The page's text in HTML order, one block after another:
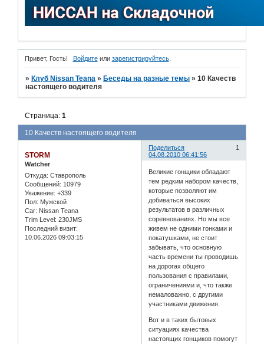
Привет, Гость! Войдитеили зарегистрируйтесь.
» Клуб Nissan Teana » Беседы на разные темы »10 Качеств
настоящего водителя
10 Качеств настоящего водителя
Страница:1
Поделиться
1
04.08.2010 06:41:56
STORM
Watcher
Откуда: Ставрополь
Сообщений: 10979
Уважение: +339
Пол: Мужской
Car: Nissan Teana
Trim Level: 230JMS
Последний визит:
10.06.2026 09:03:15
Великие гонщики обладают
тем редким набором качеств,
которые позволяют им
добиваться высоких
результатов в различных
соревнованиях. Но мы все
живем не одними гонками и
покатушками, не стоит
забывать, что основную
часть времени ты проводишь
на дорогах общего
пользования с правилами,
ограничениями и, что также
немаловажно, с другими
участниками движения.
Вот и в таких бытовых
ситуациях качества
настоящих гонщиков помогут